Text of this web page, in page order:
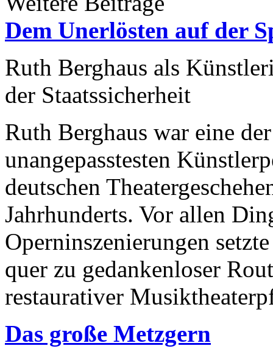
Dem Unerlösten auf der
Ruth Berghaus als
der Staatssicherheit
Ruth Berghaus war eine
unangepasstesten
deutschen
Jahrhunderts. Vor allen
Operninszenierungen
quer zu gedankenloser
restaurativer
Das große Metzgern